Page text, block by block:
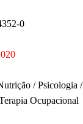
0
/ Psicologia /
Ocupacional